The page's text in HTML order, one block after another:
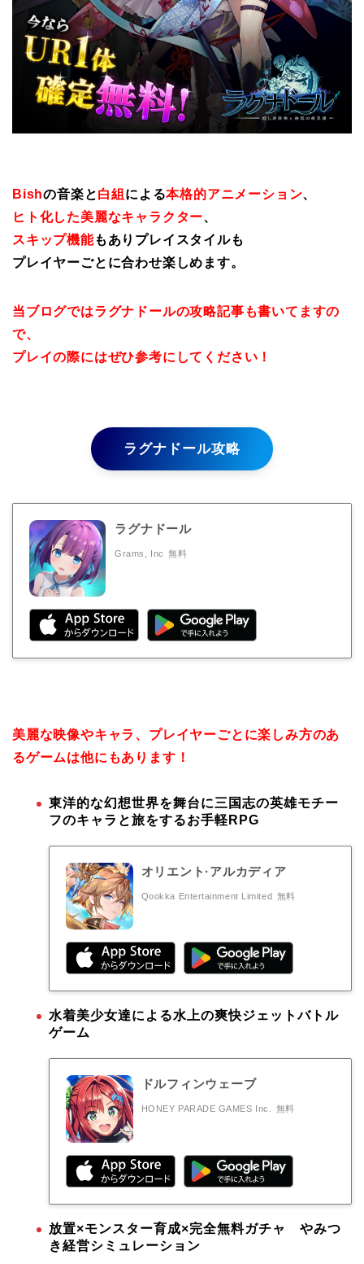
Bishの音楽と白組 による本格的アニメーション、
ヒト化した美麗なキャラクター、
スキップ機能もありプレイスタイルも
プレイヤーごとに合わせ楽しめます。
当ブログではラグナドールの攻略記事も書いてますの
で、
プレイの際にはぜひ参考にしてください！
ラグナドール攻略
ラグナドール
Grams, Inc 無料
美麗な映像やキャラ、プレイヤーごとに楽しみ方のあ
るゲームは他にもあります！
東洋的な幻想世界を舞台に三国志の英雄モチー
フのキャラと旅をするお手軽RPG
オリエント·アルカディア
Qookka Entertainment Limited 無料
水着美少女達による水上の爽快ジェットバトル
ゲーム
ドルフィンウェーブ
HONEY PARADE GAMES Inc. 無料
放置×モンスター育成×完全無料ガチャ やみつ
き経営シミュレーション